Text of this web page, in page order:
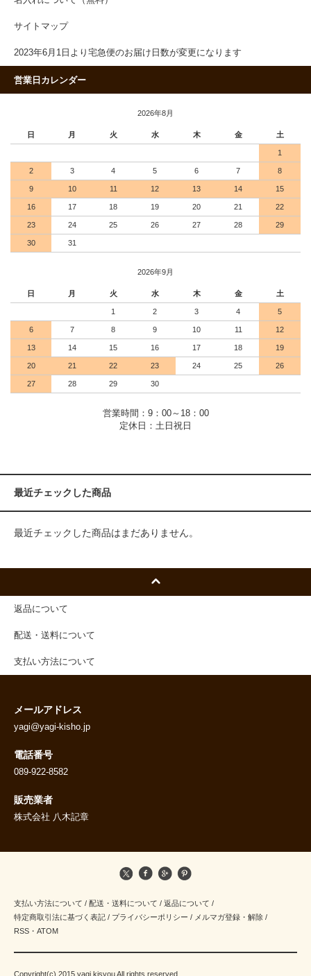
サイトマップ
2023年6月1日より宅急便のお届け日数が変更になります
営業日カレンダー
2026年8月
日 月 火 水 木 金 土
1
2 3 4 5 6 7 8
9 10 11 12 13 14 15
16 17 18 19 20 21 22
23 24 25 26 27 28 29
30 31
2026年9月
日 月 火 水 木 金 土
1 2 3 4 5
6 7 8 9 10 11 12
13 14 15 16 17 18 19
20 21 22 23 24 25 26
27 28 29 30
営業時間：9：00～18：00
定休日：土日祝日
最近チェックした商品
最近チェックした商品はまだありません。
返品について
配送・送料について
支払い方法について
メールアドレス
yagi@yagi-kisho.jp
電話番号
089-922-8582
販売業者
株式会社 八木記章
支払い方法について / 配送・送料について / 返品について /
特定商取引法に基づく表記 / プライバシーポリシー / メルマガ登録・解除 /
RSS ・ ATOM
Copyright(c) 2015 yagi kisyou All rights reserved.